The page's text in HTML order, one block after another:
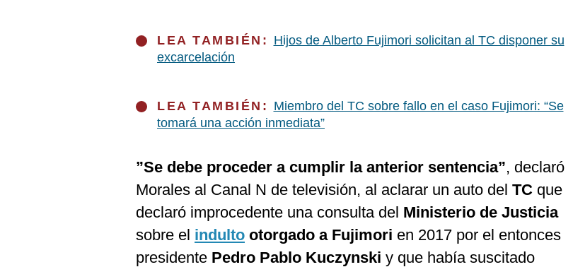
LEA TAMBIÉN: Hijos de Alberto Fujimori solicitan al TC disponer su
excarcelación
LEA TAMBIÉN: Miembro del TC sobre fallo en el caso Fujimori: “Se
tomará una acción inmediata”
”Se debe proceder a cumplir la anterior sentencia”, declaró
Morales al Canal N de televisión, al aclarar un auto del TC que
declaró improcedente una consulta del Ministerio de Justicia
sobre el indulto otorgado a Fujimori en 2017 por el entonces
presidente Pedro Pablo Kuczynski y que había suscitado